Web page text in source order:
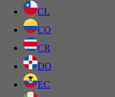
CL
CO
CR
DO
EC